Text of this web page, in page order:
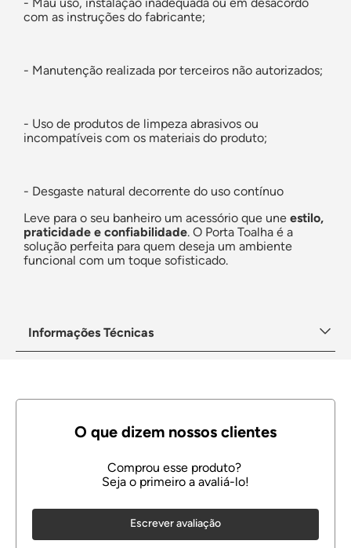
com as instruções do fabricante;
- Manutenção realizada por terceiros não autorizados;
- Uso de produtos de limpeza abrasivos ou
incompatíveis com os materiais do produto;
- Desgaste natural decorrente do uso contínuo
Leve para o seu banheiro um acessório que une estilo,
praticidade e confiabilidade. O Porta Toalha é a
solução perfeita para quem deseja um ambiente
funcional com um toque sofisticado.
Informações Técnicas
Escrever avaliação